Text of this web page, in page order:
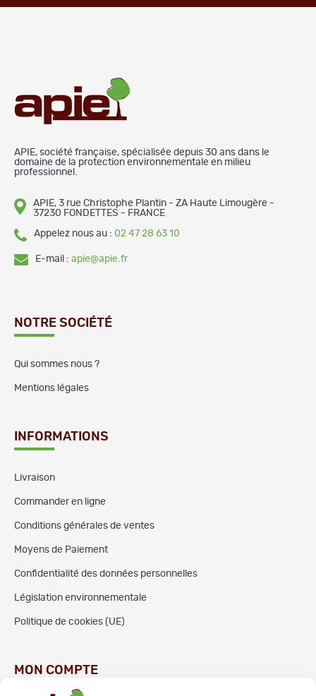
APIE, société française, spécialisée depuis 30 ans dans le
domaine de la protection environnementale en milieu
professionnel.
APIE, 3 rue Christophe Plantin - ZA Haute Limougère -
37230 FONDETTES - FRANCE
Appelez nous au : 02 47 28 63 10
E-mail : apie@apie.fr
NOTRE SOCIÉTÉ
Qui sommes nous ?
Mentions légales
INFORMATIONS
Livraison
Commander en ligne
Conditions générales de ventes
Moyens de Paiement
Confidentialité des données personnelles
Législation environnementale
Politique de cookies (UE)
MON COMPTE